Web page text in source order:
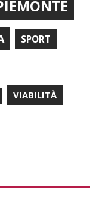
SPORT
VIABILITÀ